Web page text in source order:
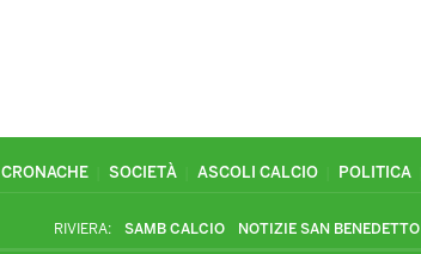
CRONACHE SOCIETÀ ASCOLI CALCIO POLITICA
RIVIERA: SAMB CALCIO NOTIZIE SAN BENEDETTO